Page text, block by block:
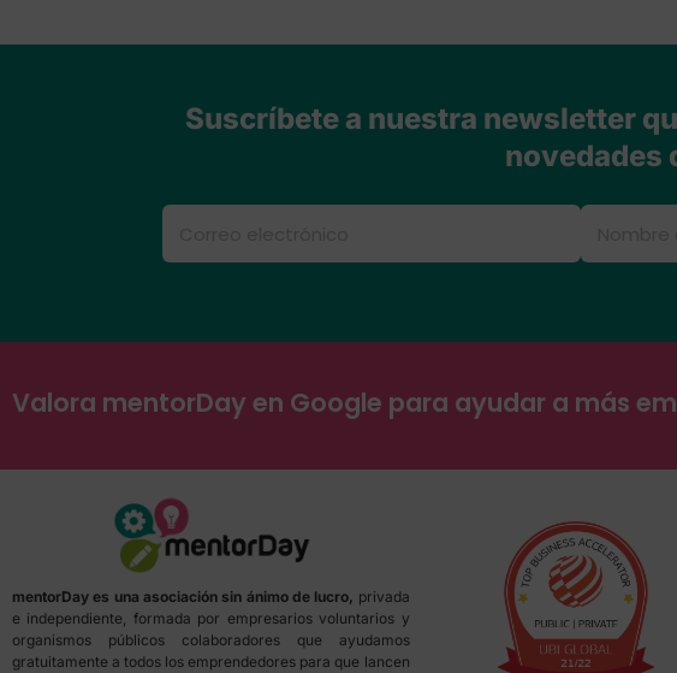
Suscríbete a nuestra newsletter
novedades
Valora mentorDay en Google para ayudar a más
mentorDay es una asociación sin ánimo de lucro, privada
e independiente, formada por empresarios voluntarios y
organismos públicos colaboradores que ayudamos
gratuitamente a todos los emprendedores para que lancen